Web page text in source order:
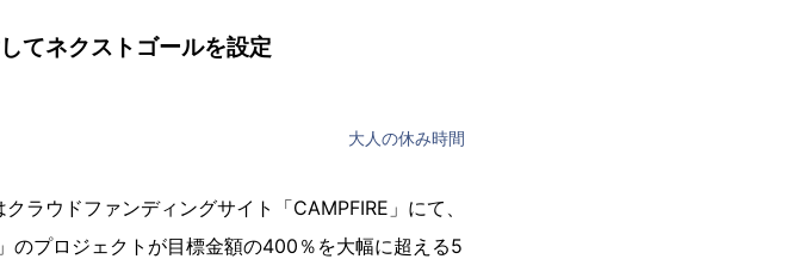
てネクストゴールを設定
大人の休み時間
ラウドファンディングサイト「CAMPFIRE」にて、
のプロジェクトが目標金額の400％を大幅に超える5